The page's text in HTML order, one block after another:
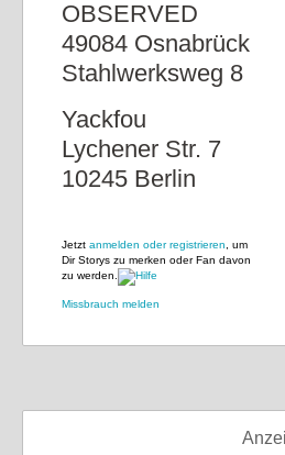
OBSERVED
49084 Osnabrück
Stahlwerksweg 8
Yackfou
Lychener Str. 7
10245 Berlin
Jetzt anmelden oder registrieren , um
Dir Storys zu merken oder Fan davon
zu werden.
Missbrauch melden